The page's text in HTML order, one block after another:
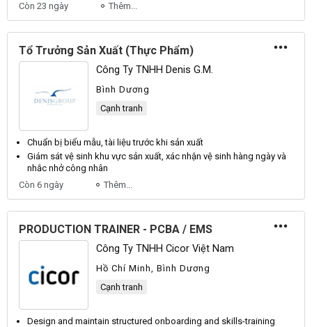
Còn 23 ngày
Thêm...
Tổ Trưởng Sản Xuất (Thực Phẩm)
Công Ty TNHH Denis G.M.
Bình Dương
Cạnh tranh
Chuẩn bị biểu mẫu, tài liệu trước khi sản xuất
Giám sát vệ sinh khu vực sản xuất, xác nhận vệ sinh hàng ngày và
nhắc nhở công nhân
Còn 6 ngày
Thêm...
PRODUCTION TRAINER - PCBA / EMS
Công Ty TNHH Cicor Việt Nam
Hồ Chí Minh, Bình Dương
Cạnh tranh
Design and maintain structured onboarding and skills-training